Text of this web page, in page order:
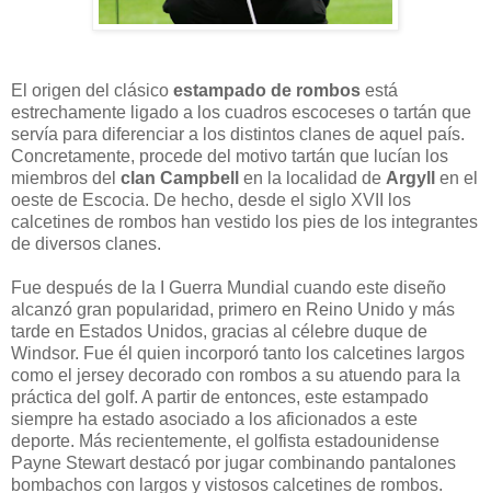
El origen del clásico estampado de rombos está
estrechamente ligado a los cuadros escoceses o tartán que
servía para diferenciar a los distintos clanes de aquel país.
Concretamente, procede del motivo tartán que lucían los
miembros del clan Campbell en la localidad de Argyll
en el
oeste de Escocia. De hecho, desde el siglo XVII los
calcetines de rombos han vestido los pies de los integrantes
de diversos clanes.
Fue después de la I Guerra Mundial cuando este diseño
alcanzó gran popularidad, primero en Reino Unido y más
tarde en Estados Unidos, gracias al célebre duque de
Windsor. Fue él quien incorporó tanto los calcetines largos
como el jersey decorado con rombos a su atuendo para la
práctica del golf. A partir de entonces, este estampado
siempre ha estado asociado a los aficionados a este
deporte. Más recientemente, el golfista estadounidense
Payne Stewart destacó por jugar combinando pantalones
bombachos con largos y vistosos calcetines de rombos.